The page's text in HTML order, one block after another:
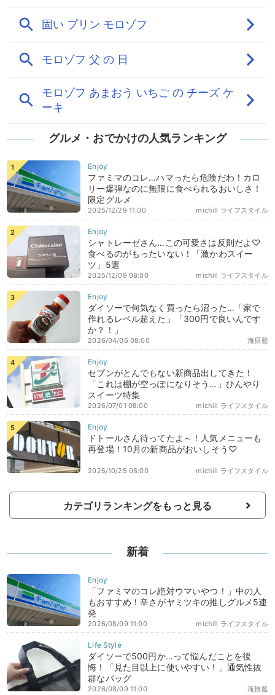
グルメ・おでかけの人気ランキング
ファミマのコレ…ハマったら危険だわ！カロ
リー爆弾なのに無限に食べられるおいしさ！
限定グルメ
michill ライフスタイル
2025/12/29 11:00
シャトレーゼさん…この可愛さは反則だよ♡
食べるのがもったいない！「激かわスイー
ツ」5選
michill ライフスタイル
2025/12/09 08:00
ダイソーで何気なく買ったら沼った…「家で
作れるレベル超えた」「300円で良いんです
か？！」
海原藍
2026/04/06 08:00
セブンがとんでもない新商品出してきた！
「これは棚が空っぽになりそう…」ひんやり
スイーツ特集
michill ライフスタイル
2026/07/01 08:00
ドトールさん待ってたよ～！人気メニューも
再登場！10月の新商品がおいしそう♡
michill ライフスタイル
2025/10/25 08:00
カテゴリランキングをもっと見る
新着
「ファミマのコレ絶対ウマいやつ！」中の人
もおすすめ！辛さがヤミツキの推しグルメ5連
発
michill ライフスタイル
2026/08/09 11:00
ダイソーで500円か…って悩んだことを後
悔！「見た目以上に使いやすい！」通気性抜
群なバッグ
海原藍
2026/08/09 11:00